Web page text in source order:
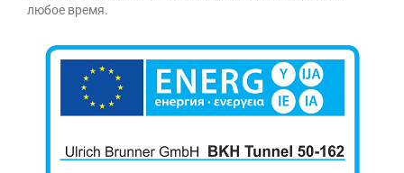
любое время.